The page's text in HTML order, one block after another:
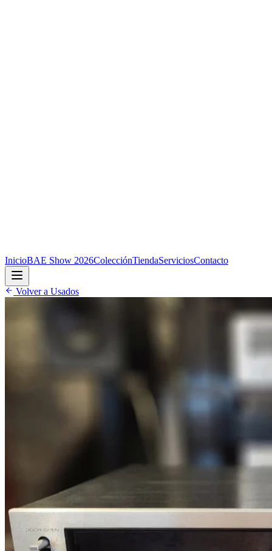
InicioBAE Show 2026ColecciónTiendaServiciosContacto
Volver a Usados